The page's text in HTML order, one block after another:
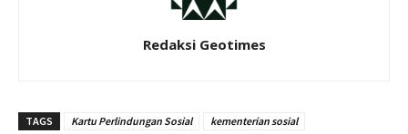
Redaksi Geotimes
TAGS Kartu Perlindungan Sosial
kementerian sosial